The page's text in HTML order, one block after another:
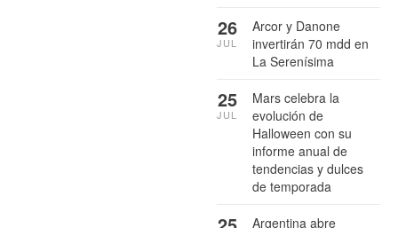
Arcor y Danone
invertirán 70 mdd en
La Serenísima
26
JUL
Mars celebra la
evolución de
Halloween con su
informe anual de
tendencias y dulces
de temporada
25
JUL
Argentina abre